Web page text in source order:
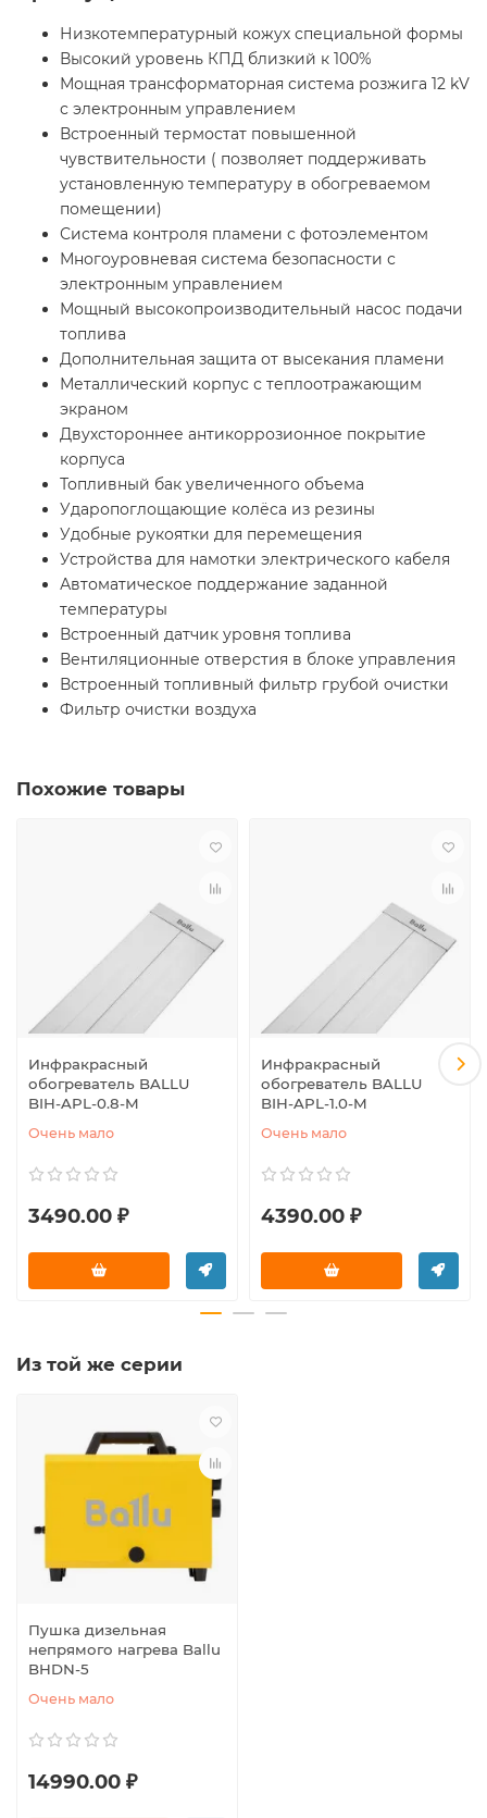
Низкотемпературный кожух специальной формы
Высокий уровень КПД близкий к 100%
Мощная трансформаторная система розжига 12 kV
с электронным управлением
Встроенный термостат повышенной
чувствительности ( позволяет поддерживать
установленную температуру в обогреваемом
помещении)
Система контроля пламени с фотоэлементом
Многоуровневая система безопасности с
электронным управлением
Мощный высокопроизводительный насос подачи
топлива
Дополнительная защита от высекания пламени
Металлический корпус с теплоотражающим
экраном
Двухстороннее антикоррозионное покрытие
корпуса
Топливный бак увеличенного объема
Ударопоглощающие колёса из резины
Удобные рукоятки для перемещения
Устройства для намотки электрического кабеля
Автоматическое поддержание заданной
температуры
Встроенный датчик уровня топлива
Вентиляционные отверстия в блоке управления
Встроенный топливный фильтр грубой очистки
Фильтр очистки воздуха
Похожие товары
Инфракрасный
обогреватель BALLU
BIH-APL-0.8-M
Очень мало
3490.00 ₽
Инфракрасный
обогреватель BALLU
BIH-APL-1.0-M
Очень мало
4390.00 ₽
Из той же серии
Пушка дизельная
непрямого нагрева Ballu
BHDN-5
Очень мало
14990.00 ₽